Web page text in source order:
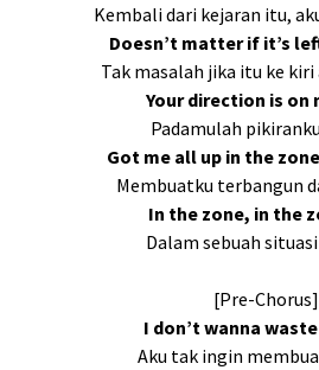
Kembali dari kejaran itu,
Doesn’t matter if it’s
Tak masalah jika itu ke kiri
Your direction is on
Padamulah
Got me all up in the
Membuatku terbangun
In the zone, in the
Dalam sebuah
[Pre-Chorus]
I don’t wanna
Aku tak ingin